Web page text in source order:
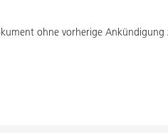
ohne vorherige